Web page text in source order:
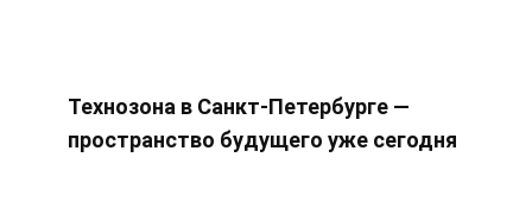
Технозона в Санкт-Петербурге —
пространство будущего уже сегодня